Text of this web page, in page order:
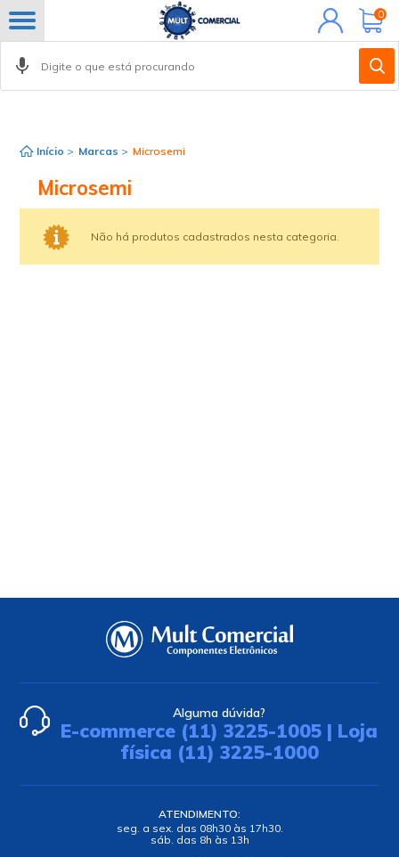
Minha
conta
0
Início > Marcas > Microsemi
Microsemi
Não há produtos cadastrados nesta categoria.
Alguma dúvida?
E-commerce (11) 3225-1005 | Loja
física (11) 3225-1000
ATENDIMENTO:
seg. a sex. das 08h30 às 17h30.
sáb. das 8h às 13h